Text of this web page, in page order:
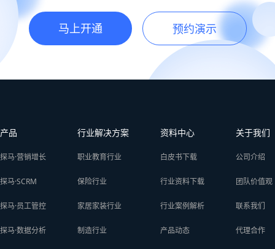
马上开通 预约演示
产品
探马·营销增长
探马·SCRM
探马·员工管控
探马·数据分析
行业解决方案
职业教育行业
保险行业
家居家装行业
制造行业
资料中心
白皮书下载
行业资料下载
行业案例解析
产品动态
关于我们
公司介绍
团队价值观
联系我们
代理合作